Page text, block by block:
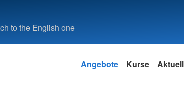
to the English one
Angebote Kurse Aktuell